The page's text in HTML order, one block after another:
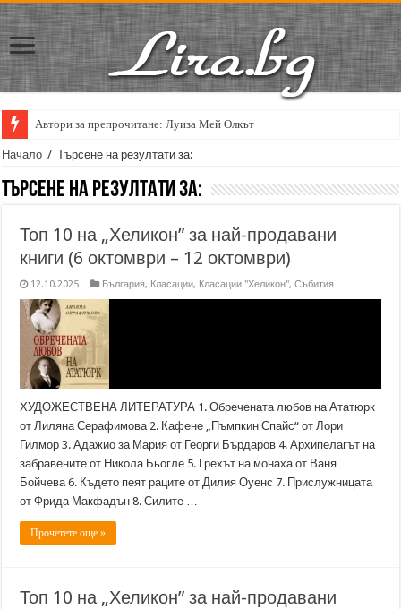
Автори за препрочитане: Луиза Мей Олкът
Кирил Кадийски: „Плачът на големия поет винаги е и сила, и
Начало / Търсене на резултати за:
Търсене на резултати за:
Топ 10 на „Хеликон” за най-продавани
книги (6 октомври – 12 октомври)
12.10.2025 България, Класации, Класации "Хеликон",Събития
ХУДОЖЕСТВЕНА ЛИТЕРАТУРА 1. Обречената любов на Ататюрк
от Лиляна Серафимова 2. Кафене „Пъмпкин Спайс“ от Лори
Гилмор 3. Адажио за Мария от Георги Бърдаров 4. Архипелагът на
забравените от Никола Бьогле 5. Грехът на монаха от Ваня
Бойчева 6. Където пеят раците от Дилия Оуенс 7. Прислужницата
от Фрида Макфадън 8. Силите …
Прочетете още »
Топ 10 на „Хеликон” за най-продавани